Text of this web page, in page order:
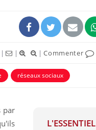
| | |Commenter
réseaux sociaux
L'ESSENTIEL
par